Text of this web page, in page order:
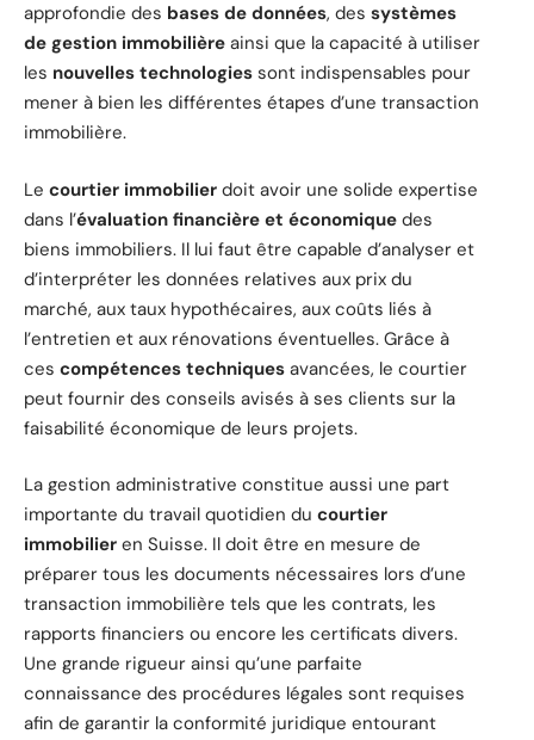
approfondie des bases de données, des systèmes
de gestion immobilière ainsi que la capacité à utiliser
les nouvelles technologies sont indispensables pour
mener à bien les différentes étapes d’une transaction
immobilière.
Le courtier immobilier doit avoir une solide expertise
dans l’évaluation financière et économique des
biens immobiliers. Il lui faut être capable d’analyser et
d’interpréter les données relatives aux prix du
marché, aux taux hypothécaires, aux coûts liés à
l’entretien et aux rénovations éventuelles. Grâce à
ces compétences techniques avancées, le courtier
peut fournir des conseils avisés à ses clients sur la
faisabilité économique de leurs projets.
La gestion administrative constitue aussi une part
importante du travail quotidien du courtier
immobilier en Suisse. Il doit être en mesure de
préparer tous les documents nécessaires lors d’une
transaction immobilière tels que les contrats, les
rapports financiers ou encore les certificats divers.
Une grande rigueur ainsi qu’une parfaite
connaissance des procédures légales sont requises
afin de garantir la conformité juridique entourant